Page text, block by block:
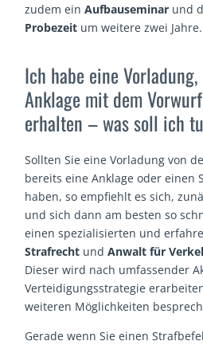
zudem einAufbauseminar und
Probezeit um weitere zwei Jahre.
Ich habe eine
Anklage mit dem
erhalten – was soll ich
Sollten Sie eine Vorladung von
bereits eine Anklage oder einen
haben, so empfiehlt es sich,
und sich dann am besten so
einen spezialisierten und
Strafrecht undAnwalt für
Dieser wird nach umfassender
Verteidigungsstrategie
weiteren Möglichkeiten
Gerade wenn Sie einen